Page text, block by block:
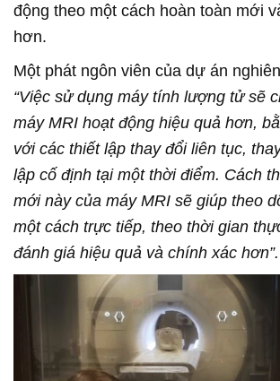
động theo một cách hoàn toàn mới
hơn.
Một phát ngôn viên của dự án
“Việc sử dụng máy tính lượng tử sẽ
máy MRI hoạt động hiệu quả hơn,
với các thiết lập thay đổi liên tục,
lập cố định tại một thời điểm. Cách
mới này của máy MRI sẽ giúp theo
một cách trực tiếp, theo thời gian
đánh giá hiệu quả và chính xác hơn”.